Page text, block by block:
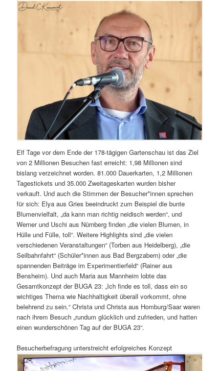
Elf Tage vor dem Ende der 178-tägigen Gartenschau ist das Ziel
von 2 Millionen Besuchen fast erreicht: 1,98 Millionen sind
bislang verzeichnet worden. 81.000 Dauerkarten, 1,2 Millionen
Tagestickets und 35.000 Zweitageskarten wurden bisher
verkauft. Und auch die Stimmen der Besucher*innen sprechen
für sich: Elya aus Gries beeindruckt zum Beispiel die bunte
Blumenvielfalt, „da kann man richtig neidisch werden“, und
Werner und Uschi aus Nürnberg finden „die vielen Blumen, in
Hülle und Fülle, toll“. Weitere Highlights sind „die vielen
verschiedenen Veranstaltungen“ (Torben aus Heidelberg), „die
Seilbahnfahrt“ (Schüler*innen aus Bad Bergzabern) oder „die
spannenden Beiträge im Experimentierfeld“ (Rainer aus
Bensheim). Und auch Maria aus Mannheim lobte das
Gesamtkonzept der BUGA 23: „Ich finde es toll, dass ein so
wichtiges Thema wie Nachhaltigkeit überall vorkommt, ohne
belehrend zu sein.“ Christa und Christa aus Homburg/Saar waren
nach ihrem Besuch „rundum glücklich und zufrieden, und hatten
einen wunderschönen Tag auf der BUGA 23“.
Besucherbefragung unterstreicht erfolgreiches Konzept